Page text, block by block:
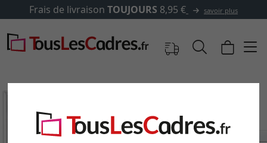
de livraisonTOUJOURS8,95 € savoir plus